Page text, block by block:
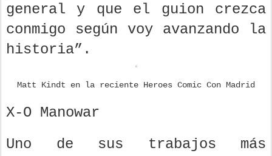
general y que el guion crezca
conmigo según voy avanzando la
historia”.
Matt Kindt en la reciente Heroes Comic Con Madrid
X-O Manowar
Uno de sus trabajos más